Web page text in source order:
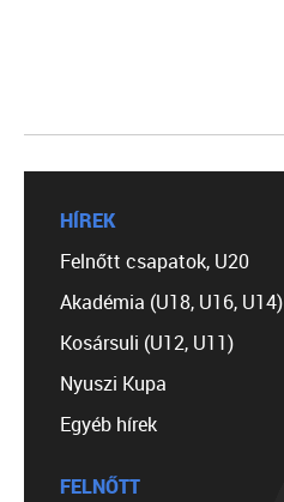
HÍREK
Felnőtt csapatok, U20
Akadémia (U18, U16, U14)
Kosársuli (U12, U11)
Nyuszi Kupa
Egyéb hírek
FELNŐTT